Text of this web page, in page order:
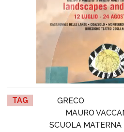
TAG GRECO
MAURO
SCUOLA MATERNA